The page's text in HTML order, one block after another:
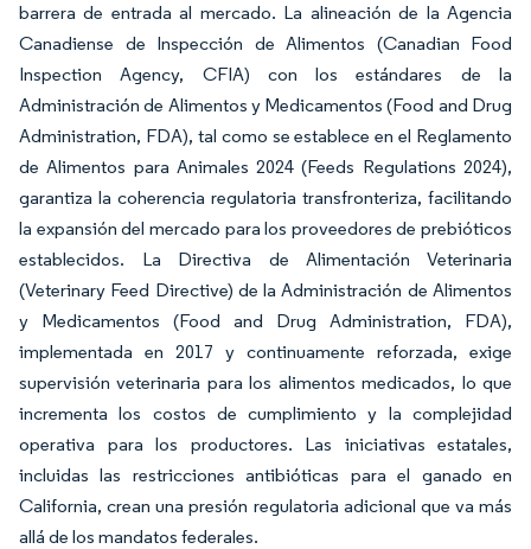
barrera de entrada al mercado. La alineación de la Agencia
Canadiense de Inspección de Alimentos (Canadian Food
Inspection Agency, CFIA) con los estándares de la
Administración de Alimentos y Medicamentos (Food and Drug
Administration, FDA), tal como se establece en el Reglamento
de Alimentos para Animales 2024 (Feeds Regulations 2024),
garantiza la coherencia regulatoria transfronteriza, facilitando
la expansión del mercado para los proveedores de prebióticos
establecidos. La Directiva de Alimentación Veterinaria
(Veterinary Feed Directive) de la Administración de Alimentos
y Medicamentos (Food and Drug Administration, FDA),
implementada en 2017 y continuamente reforzada, exige
supervisión veterinaria para los alimentos medicados, lo que
incrementa los costos de cumplimiento y la complejidad
operativa para los productores. Las iniciativas estatales,
incluidas las restricciones antibióticas para el ganado en
California, crean una presión regulatoria adicional que va más
allá de los mandatos federales.